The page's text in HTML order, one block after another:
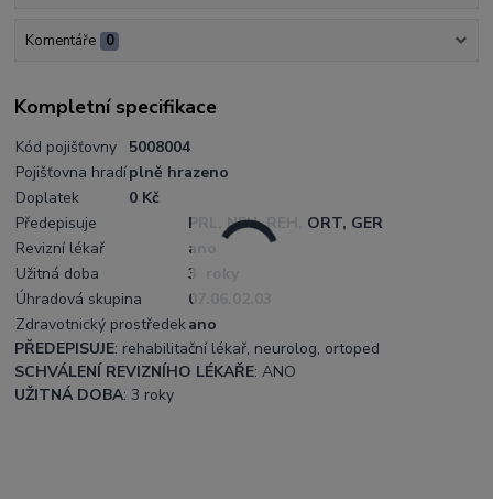
Komentáře 0
Kompletní specifikace
Kód pojišťovny
5008004
Pojišťovna hradíplně hrazeno
Doplatek
0 Kč
Předepisuje
PRL, NEU, REH, ORT, GER
Revizní lékař
ano
Užitná doba
3 roky
Úhradová skupina
07.06.02.03
Zdravotnický prostředekano
PŘEDEPISUJE: rehabilitační lékař, neurolog, ortoped
SCHVÁLENÍ REVIZNÍHO LÉKAŘE: ANO
UŽITNÁ DOBA: 3 roky